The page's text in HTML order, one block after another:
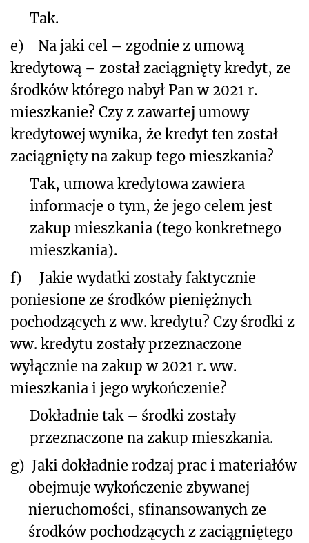
Tak.
e)
Na jaki cel – zgodnie z umową
kredytową – został zaciągnięty kredyt, ze
środków którego nabył Pan w 2021 r.
mieszkanie? Czy z zawartej umowy
kredytowej wynika, że kredyt ten został
zaciągnięty na zakup tego mieszkania?
Tak, umowa kredytowa zawiera
informacje o tym, że jego celem jest
zakup mieszkania (tego konkretnego
mieszkania).
f)
Jakie wydatki zostały faktycznie
poniesione ze środków pieniężnych
pochodzących z ww. kredytu? Czy środki z
ww. kredytu zostały przeznaczone
wyłącznie na zakup w 2021 r. ww.
mieszkania i jego wykończenie?
Dokładnie tak – środki zostały
przeznaczone na zakup mieszkania.
g) Jaki dokładnie rodzaj prac i materiałów
obejmuje wykończenie zbywanej
nieruchomości, sfinansowanych ze
środków pochodzących z zaciągniętego